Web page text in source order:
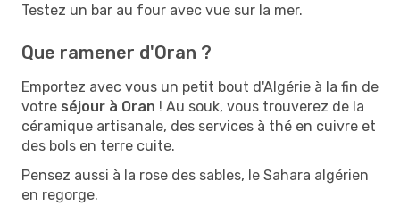
Testez un bar au four avec vue sur la mer.
Que ramener d'Oran ?
Emportez avec vous un petit bout d'Algérie à la fin de
votre séjour à Oran ! Au souk, vous trouverez de la
céramique artisanale, des services à thé en cuivre et
des bols en terre cuite.
Pensez aussi à la rose des sables, le Sahara algérien
en regorge.